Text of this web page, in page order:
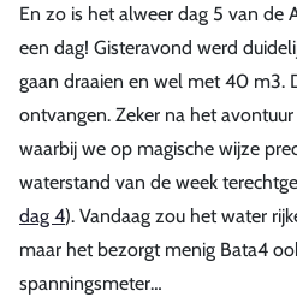
En zo is het alweer dag 5 van de
een dag! Gisteravond werd
gaan draaien en wel met 40 m3.
ontvangen. Zeker na het
waarbij we op magische wijze
waterstand van de week
dag 4). Vandaag zou het water
maar het bezorgt menig Bata4
spanningsmeter…